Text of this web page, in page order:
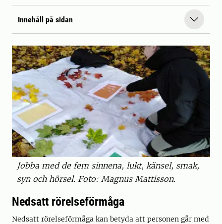
Innehåll på sidan
Jobba med de fem sinnena, lukt, känsel, smak,
syn och hörsel. Foto: Magnus Mattisson.
Nedsatt rörelseförmåga
Nedsatt rörelseförmåga kan betyda att personen går med